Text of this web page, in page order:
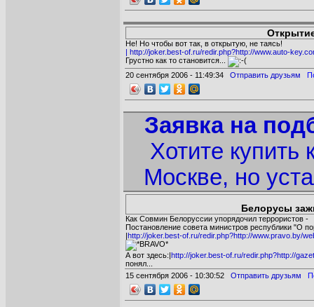
Не! Но чтобы вот так, в открытую, не таясь!
| http://joker.best-of.ru/redir.php?http://www.auto-
Грустно как то становится...
20 сентября 2006 - 11:49:34 Отправить друзьям
Заявка на
Хотите купить
Москве, но
Белорусы
Как Совмин Белоруссии упорядочил террористов -
Постановление совета министров республики "О
|http://joker.best-of.ru/redir.php?http://www.pravo.by/
А вот здесь:|http://joker.best-of.ru/redir.php?http://
понял...
15 сентября 2006 - 10:30:52 Отправить друзьям